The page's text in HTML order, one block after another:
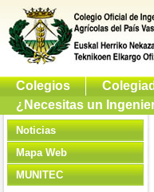
Colegios
¿Necesitas un
Noticias
Mapa Web
MUNITEC